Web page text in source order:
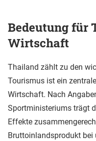
Bedeutung für
Wirtschaft
Thailand zählt zu den
Tourismus ist ein
Wirtschaft. Nach
Sportministeriums trägt
Effekte
Bruttoinlandsprodukt